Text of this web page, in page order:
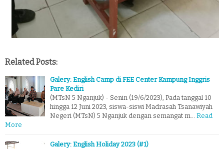
Related Posts:
Galery: English Camp di FEE Center Kampung Inggris
Pare Kediri
(MTsN 5 Nganjuk) - Senin (19/6/2023), Pada tanggal 10
hingga 12 Juni 2023, siswa-siswi Madrasah Tsanawiyah
Negeri (MTsN) 5 Nganjuk dengan semangat m… Read
More
Galery: English Holiday 2023 (#1)